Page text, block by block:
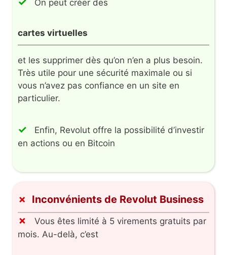
On peut créer des
cartes virtuelles
et les supprimer dès qu’on n’en a plus besoin.
Très utile pour une sécurité maximale ou si
vous n’avez pas confiance en un site en
particulier.
Enfin, Revolut offre la possibilité d’investir
en actions ou en Bitcoin
Inconvénients de Revolut Business
Vous êtes limité à 5 virements gratuits par
mois. Au-delà, c’est